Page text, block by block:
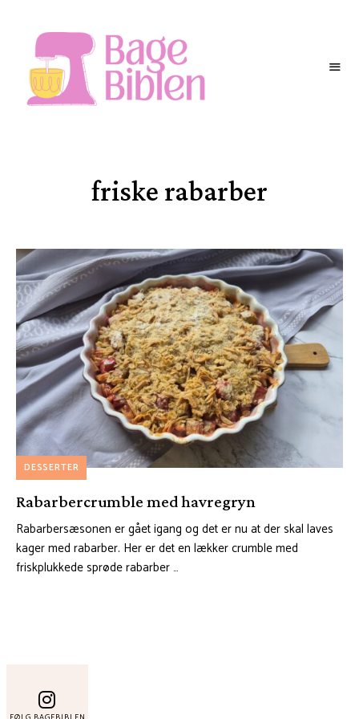
friske rabarber
DESSERTER
Rabarbercrumble med havregryn
Rabarbersæsonen er gået igang og det er nu at der skal laves
kager med rabarber. Her er det en lækker crumble med
friskplukkede sprøde rabarber …